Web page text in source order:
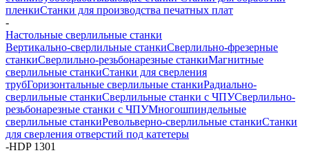
пленкиСтанки для производства печатных плат
-
Настольные сверлильные станки
Вертикально-сверлильные станкиСверлильно-фрезерные
станкиСверлильно-резьбонарезные станкиМагнитные
сверлильные станкиСтанки для сверления
трубГоризонтальные сверлильные станкиРадиально-
сверлильные станкиСверлильные станки с ЧПУСверлильно-
резьбонарезные станки с ЧПУМногошпиндельные
сверлильные станкиРевольверно-сверлильные станкиСтанки
для сверления отверстий под катетеры
-HDP 1301